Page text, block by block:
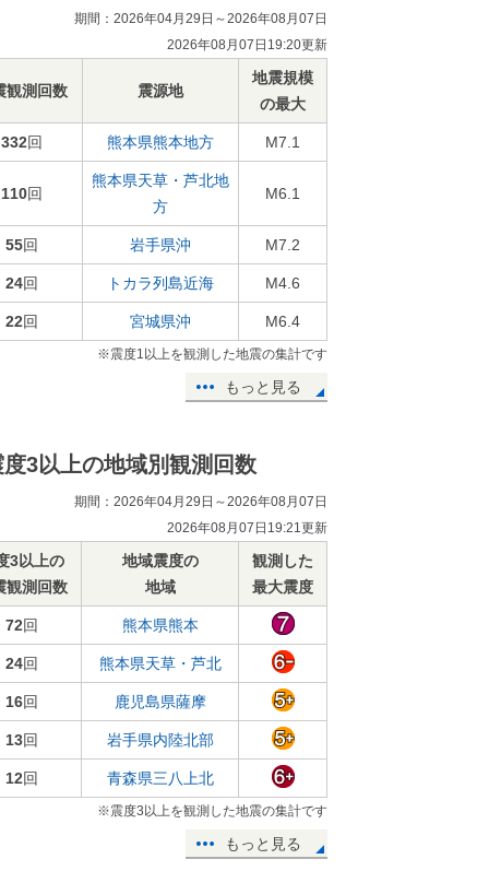
期間：2026年04月29日～2026年08月07日
2026年08月07日19:20更新
観測回数 震源地
地震規模
の最大
332回 熊本県熊本地方 M7.1
110回
熊本県天草・芦北地
方
M6.1
55回 岩手県沖 M7.2
24回 トカラ列島近海 M4.6
22回 宮城県沖 M6.4
※震度1以上を観測した地震の集計です
もっと見る
度3以上の地域別観測回数
期間：2026年04月29日～2026年08月07日
2026年08月07日19:21更新
3以上の
観測回数
地域震度の
地域
観測した
最大震度
72回 熊本県熊本
24回 熊本県天草・芦北
16回 鹿児島県薩摩
13回 岩手県内陸北部
12回 青森県三八上北
※震度3以上を観測した地震の集計です
もっと見る